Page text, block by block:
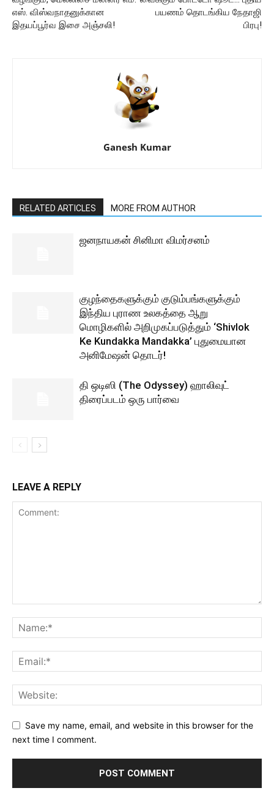
எஸ். விஸ்வநாதனுக்கான
இதயப்பூர்வ இசை அஞ்சலி!
பயணம் தொடங்கிய நேதாஜி
பிரபு!
Ganesh Kumar
RELATED ARTICLES MORE FROM AUTHOR
ஜனநாயகன் சினிமா விமர்சனம்
குழந்தைகளுக்கும் குடும்பங்களுக்கும்
இந்திய புராண உலகத்தை ஆறு
மொழிகளில் அறிமுகப்படுத்தும் ‘Shivlok
Ke Kundakka Mandakka’ புதுமையான
அனிமேஷன் தொடர்!
தி ஒடிஸி (The Odyssey) ஹாலிவுட்
திரைப்படம் ஒரு பார்வை
LEAVE A REPLY
Save my name, email, and website in this browser for the
next time I comment.